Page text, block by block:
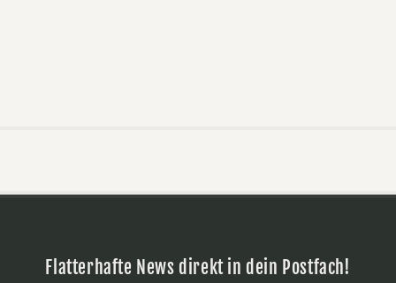
Flatterhafte News direkt in dein Postfach!